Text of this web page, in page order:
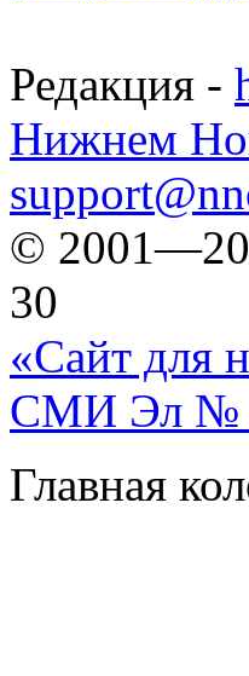
Редакция -
Нижнем
©
30
«Сайт для
СМИ Эл №
Главная